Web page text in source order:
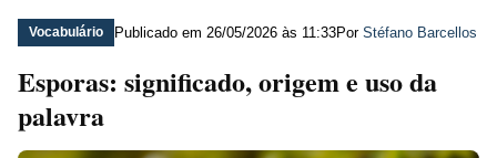
Vocabulário Publicado em 26/05/2026 às 11:33Por Stéfano Barcellos
Esporas: significado, origem e uso da
palavra